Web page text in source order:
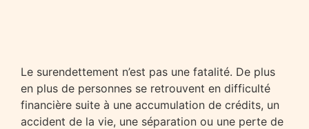
Le surendettement n’est pas une fatalité. De plus
en plus de personnes se retrouvent en difficulté
financière suite à une accumulation de crédits, un
accident de la vie, une séparation ou une perte de